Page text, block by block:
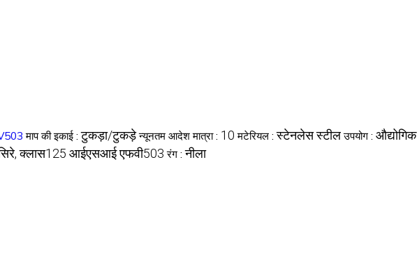
माप की इकाई :टुकड़ा/टुकड़े न्यूनतम आदेश मात्रा : 10 मटेरियल :स्टेनलेस स्टील उपयोग : औद्योगिक
क्लास125 आईएसआई एफवी503 रंग :नीला